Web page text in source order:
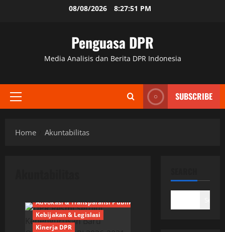
08/08/2026 8:27:52 PM
Penguasa DPR
Media Analisis dan Berita DPR Indonesia
Primary
SUBSCRIBE
Home Akuntabilitas
Advokasi & Transparansi Publik
Kebijakan & Legislasi
Kinerja DPR